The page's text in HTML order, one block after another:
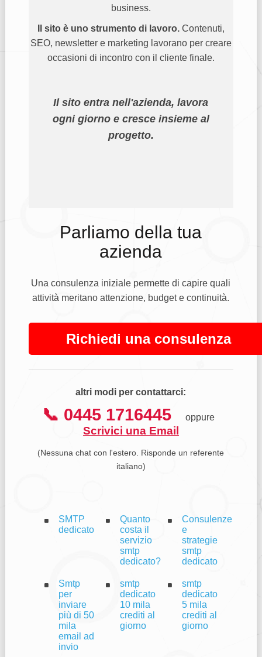
business.
Il sito è uno strumento di lavoro.Contenuti,
SEO, newsletter e marketing lavorano per creare
occasioni di incontro con il cliente finale.
Il sito entra nell'azienda, lavora
ogni giorno e cresce insieme al
progetto.
Parliamo della tua
azienda
Una consulenza iniziale permette di capire quali
attività meritano attenzione, budget e continuità.
Richiedi una consulenza
altri modi per contattarci:
📞 0445 1716445 oppure
Scrivici una Email
(Nessuna chat con l'estero. Risponde un referente
italiano)
SMTP
dedicato
Quanto
costa il
servizio
smtp
dedicato?
Consulenze
e
strategie
smtp
dedicato
Smtp
per
inviare
più di 50
mila
email ad
invio
smtp
dedicato
10 mila
crediti al
giorno
smtp
dedicato
5 mila
crediti al
giorno